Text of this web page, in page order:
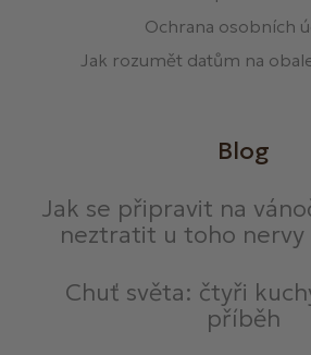
Ochrana osobních
Jak rozumět datům na
Blog
Jak se připravit na
neztratit u toho nervy
Chuť světa: čtyři
příběh